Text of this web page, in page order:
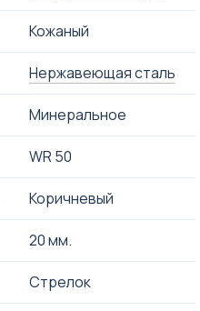
Кожаный
Нержавеющая сталь
Минеральное
WR 50
Коричневый
20 мм.
Стрелок